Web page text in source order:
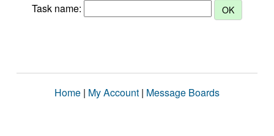
Task name:
Home | My Account | Message Boards